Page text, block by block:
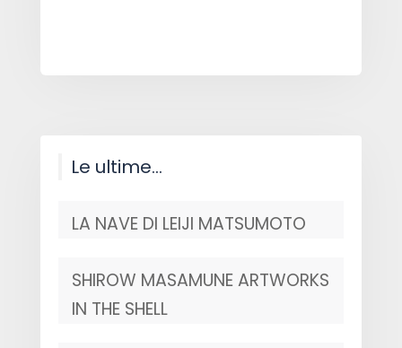
Le ultime…
LA NAVE DI LEIJI MATSUMOTO
SHIROW MASAMUNE ARTWORKS
IN THE SHELL